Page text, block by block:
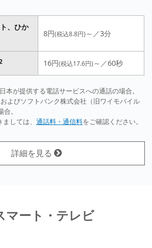
、ひか
8円(税込8.8円) ～／3分
16円(税込17.6円) ～／60秒
本が提供する電話サービスへの通話の場合。
よびソフトバンク株式会社（旧ワイモバイル
。
しては、 通話料・通信料をご確認ください。
詳細を見る
マート・テレビ